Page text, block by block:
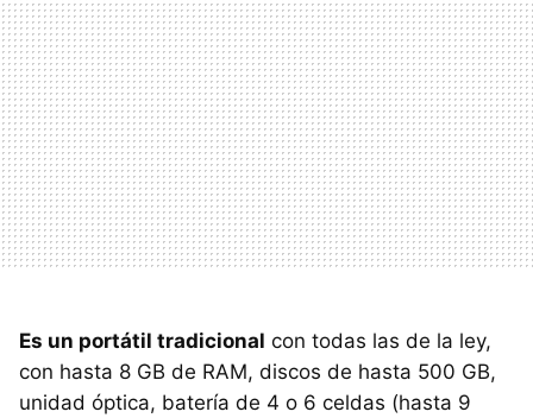
Es un portátil tradicional con todas las de la ley,
con hasta 8 GB de RAM, discos de hasta 500 GB,
unidad óptica, batería de 4 o 6 celdas (hasta 9